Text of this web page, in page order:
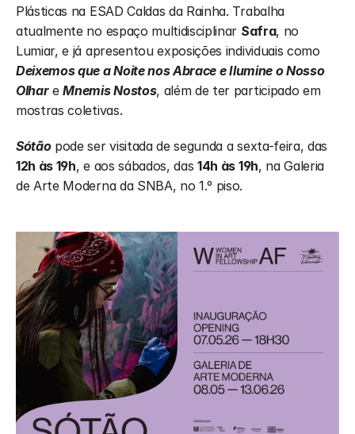
Plásticas na ESAD Caldas da Rainha. Trabalha
atualmente no espaço multidisciplinar Safra, no
Deixemos que a Noite nos Abrace e Ilumine o Nosso
Olhar e Mnemis Nostos, além de ter participado em
mostras coletivas.
Sótão
12h às 19h, e aos sábados, das 14h às 19h, na Galeria
de Arte Moderna da SNBA, no 1.º piso.